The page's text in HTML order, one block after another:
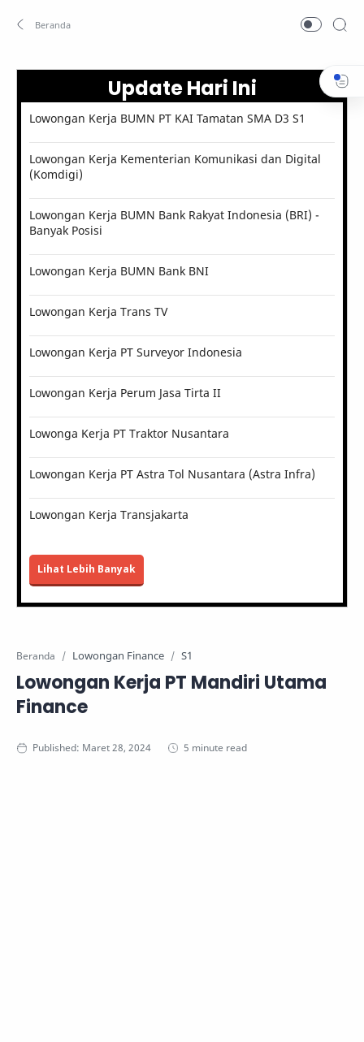
Update Hari Ini
Lowongan Kerja BUMN PT KAI Tamatan SMA D3 S1
Lowongan Kerja Kementerian Komunikasi dan Digital
(Komdigi)
Lowongan Kerja BUMN Bank Rakyat Indonesia (BRI) -
Banyak Posisi
Lowongan Kerja BUMN Bank BNI
Lowongan Kerja Trans TV
Lowongan Kerja PT Surveyor Indonesia
Lowongan Kerja Perum Jasa Tirta II
Lowonga Kerja PT Traktor Nusantara
Lowongan Kerja PT Astra Tol Nusantara (Astra Infra)
Lowongan Kerja Transjakarta
Lihat Lebih Banyak
Beranda Lowongan Finance S1
Lowongan Kerja PT Mandiri Utama
Finance
5 minute read